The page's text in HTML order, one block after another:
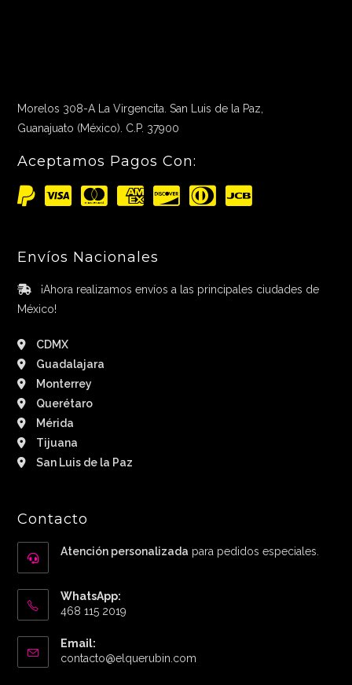
Morelos 308-A La Virgencita. San Luis de la Paz,
Guanajuato (México). C.P. 37900
Aceptamos Pagos Con:
Envíos Nacionales
¡Ahora realizamos envíos a las principales ciudades de
México!
CDMX
Guadalajara
Monterrey
Querétaro
Mérida
Tijuana
San Luis de la Paz
Contacto
Atención personalizada para pedidos especiales.
WhatsApp:
468 115 2019
Email:
contacto@elquerubin.com